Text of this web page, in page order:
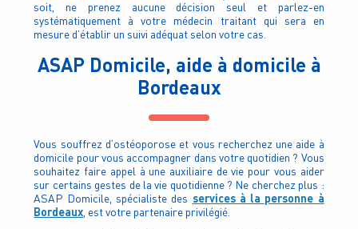
soit, ne prenez aucune décision seul et parlez-en
systématiquement à votre médecin traitant qui sera en
mesure d’établir un suivi adéquat selon votre cas.
ASAP Domicile, aide à domicile à
Bordeaux
Vous souffrez d’ostéoporose et vous recherchez une aide à
domicile pour vous accompagner dans votre quotidien ? Vous
souhaitez faire appel à une auxiliaire de vie pour vous aider
sur certains gestes de la vie quotidienne ? Ne cherchez plus :
ASAP Domicile, spécialiste des services à la personne à
Bordeaux , est votre partenaire privilégié.